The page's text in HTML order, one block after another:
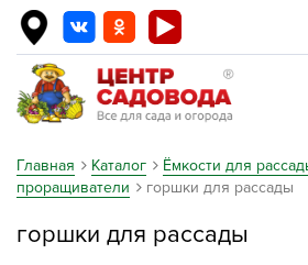
Главная Каталог
Ёмкости для
проращиватели
горшки для рассады
горшки для рассады